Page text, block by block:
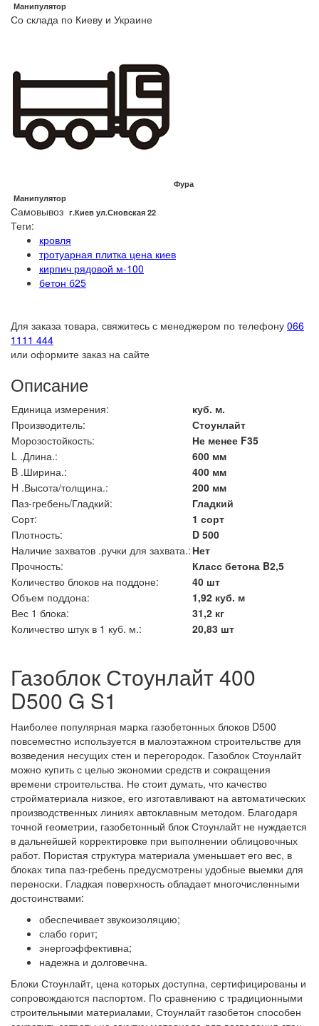
Манипулятор
Со склада по Киеву и Украине
Фура
Манипулятор
Самовывоз г.Киев ул.Сновская 22
Теги:
кровля
тротуарная плитка цена киев
кирпич рядовой м-100
бетон б25
Для заказа товара, свяжитесь с менеджером по телефону 066
1111 444
или оформите заказ на сайте
Описание
Единица измерения:
куб. м.
Производитель:
Стоунлайт
Морозостойкость:
Не менее F35
L .Длина.:
600 мм
B .Ширина.:
400 мм
H .Высота/толщина.:
200 мм
Паз-гребень/Гладкий:
Гладкий
Сорт:
1 сорт
Плотность:
D 500
Наличие захватов .ручки для захвата.: Нет
Прочность:
Класс бетона B2,5
Количество блоков на поддоне:
40 шт
Объем поддона:
1,92 куб. м
Вес 1 блока:
31,2 кг
Количество штук в 1 куб. м.:
20,83 шт
Газоблок Стоунлайт 400
D500 G S1
Наиболее популярная марка газобетонных блоков D500
повсеместно используется в малоэтажном строительстве для
возведения несущих стен и перегородок. Газоблок Стоунлайт
можно купить с целью экономии средств и сокращения
времени строительства. Не стоит думать, что качество
стройматериала низкое, его изготавливают на автоматических
производственных линиях автоклавным методом. Благодаря
точной геометрии, газобетонный блок Стоунлайт не нуждается
в дальнейшей корректировке при выполнении облицовочных
работ. Пористая структура материала уменьшает его вес, в
блоках типа паз-гребень предусмотрены удобные выемки для
переноски. Гладкая поверхность обладает многочисленными
достоинствами:
обеспечивает звукоизоляцию;
слабо горит;
энергоэффективна;
надежна и долговечна.
Блоки Стоунлайт, цена которых доступна, сертифицированы и
сопровождаются паспортом. По сравнению с традиционными
строительными материалами, Стоунлайт газобетон способен